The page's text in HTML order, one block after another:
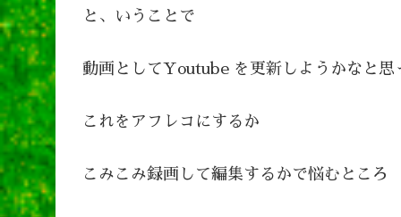
と、いうことで
動画としてYoutube を更新しようかなと思
これをアフレコにするか
こみこみ録画して編集するかで悩むところ